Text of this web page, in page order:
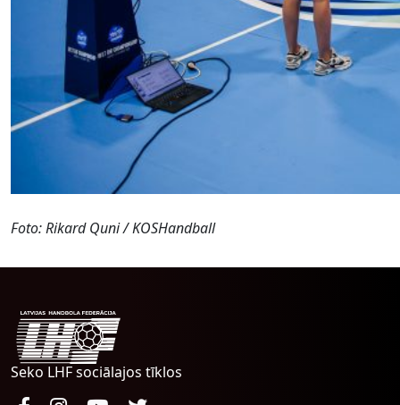
Foto: Rikard Quni / KOSHandball
Seko LHF sociālajos tīklos